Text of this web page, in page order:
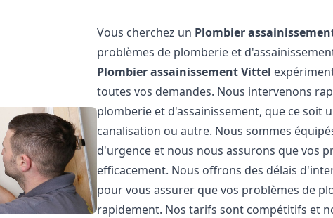
Vous cherchez un Plombier
problèmes de plomberie et
Plombier assainissementVittel
toutes vos demandes. Nous intervenons
plomberie et d'assainissement, que ce soit
canalisation ou autre. Nous sommes
d'urgence et nous nous assurons que vos
efficacement. Nous offrons des délais
pour vous assurer que vos problèmes de
rapidement. Nos tarifs sont compétitifs et